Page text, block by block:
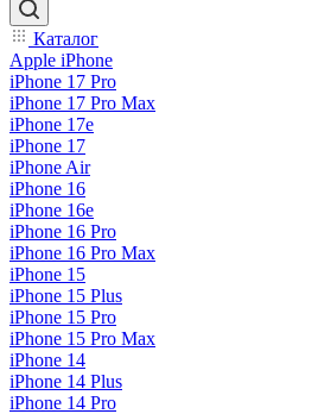
Каталог
Apple iPhone
iPhone 17 Pro
iPhone 17 Pro Max
iPhone 17e
iPhone 17
iPhone Air
iPhone 16
iPhone 16e
iPhone 16 Pro
iPhone 16 Pro Max
iPhone 15
iPhone 15 Plus
iPhone 15 Pro
iPhone 15 Pro Max
iPhone 14
iPhone 14 Plus
iPhone 14 Pro